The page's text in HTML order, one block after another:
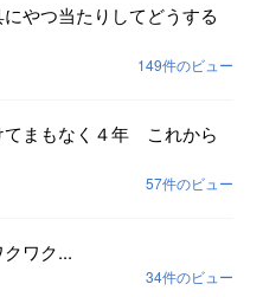
やつ当たりしてどうする
149件のビュー
てまもなく４年 これから
57件のビュー
ワク...
34件のビュー